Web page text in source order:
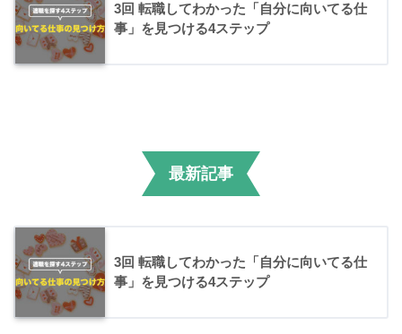
3回 転職してわかった「自分に向いてる仕
事」を見つける4ステップ
最新記事
3回 転職してわかった「自分に向いてる仕
事」を見つける4ステップ